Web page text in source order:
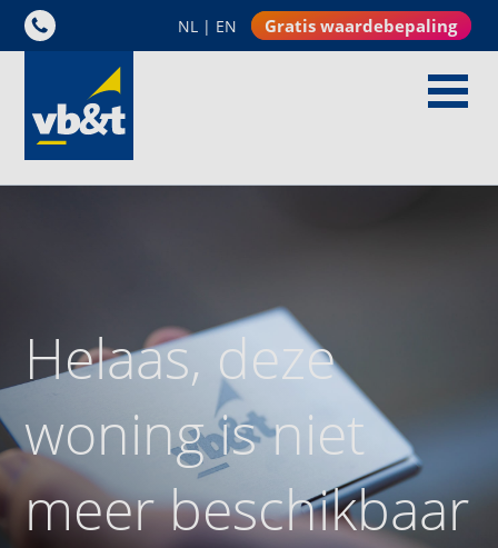
NL | EN Gratis waardebepaling
Helaas, deze
woning is niet
meer beschikbaar